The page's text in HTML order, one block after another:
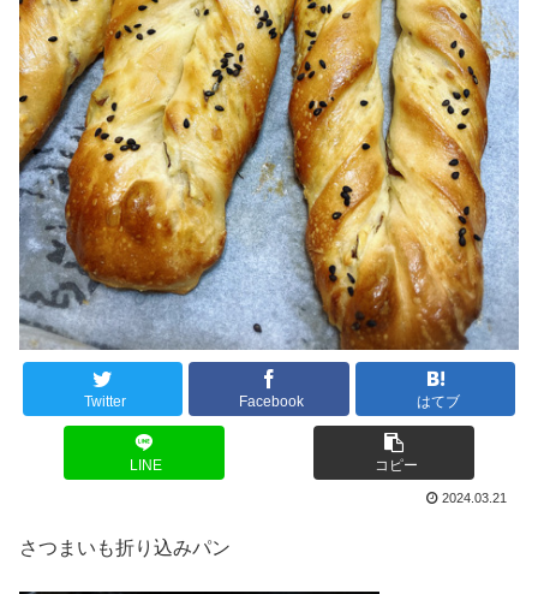
Twitter Facebook はてブ
LINE コピー
2024.03.21
さつまいも折り込みパン